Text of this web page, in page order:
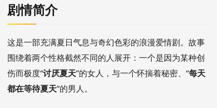
剧情简介
这是一部充满夏日气息与奇幻色彩的浪漫爱情剧。故事
围绕着两个性格截然不同的人展开：一个是因为某种创
伤而极度“讨厌夏天”的女人，与一个怀揣着秘密、“每天
都在等待夏天”的男人。